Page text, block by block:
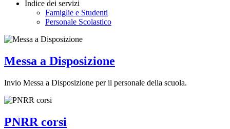
Indice dei servizi
Famiglie e Studenti
Personale Scolastico
Messa a Disposizione
Invio Messa a Disposizione per il personale della scuola.
PNRR corsi